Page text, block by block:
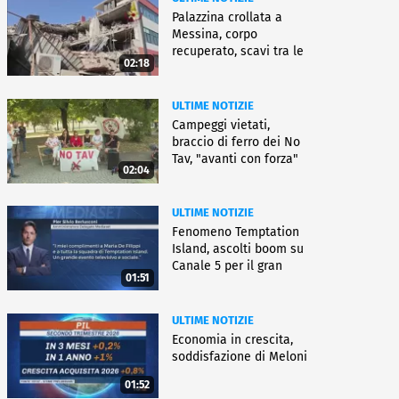
02:18
Palazzina crollata a
Messina, corpo
recuperato, scavi tra le
02:04
ULTIME NOTIZIE
Campeggi vietati,
braccio di ferro dei No
Tav, "avanti con forza"
01:51
ULTIME NOTIZIE
Fenomeno Temptation
Island, ascolti boom su
Canale 5 per il gran
01:52
ULTIME NOTIZIE
Economia in crescita,
soddisfazione di Meloni